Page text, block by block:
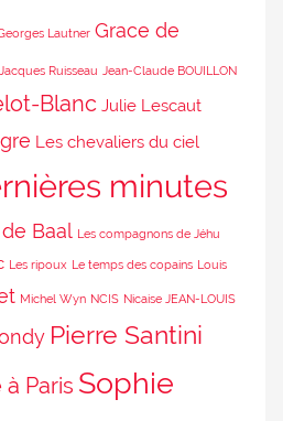
Lautner Grace de
Jacques Ruisseau Jean-Claude BOUILLON
Blanc Julie Lescaut
Les chevaliers du ciel
minutes
Baal Les compagnons de Jéhu
Les ripoux Le temps des copains Louis
Michel Wyn NCIS Nicaise JEAN-LOUIS
Pierre Santini
Paris Sophie